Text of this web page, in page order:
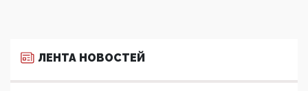
ЛЕНТА НОВОСТЕЙ